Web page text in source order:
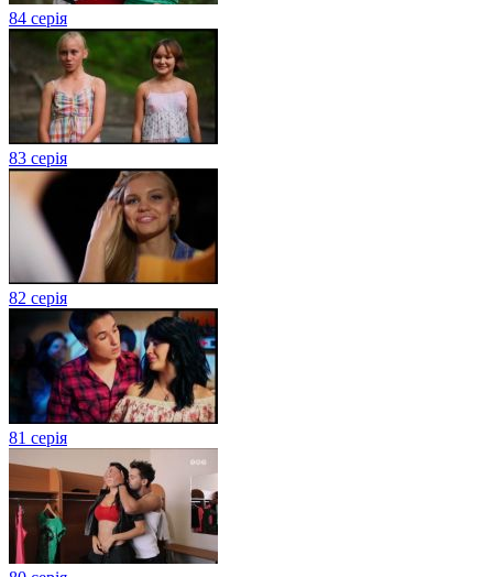
84 серія
83 серія
82 серія
81 серія